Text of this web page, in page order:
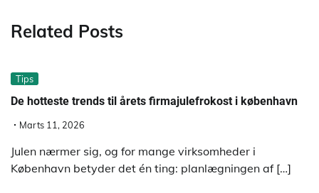
Related Posts
Tips
De hotteste trends til årets firmajulefrokost i københavn
Marts 11, 2026
Julen nærmer sig, og for mange virksomheder i
København betyder det én ting: planlægningen af […]